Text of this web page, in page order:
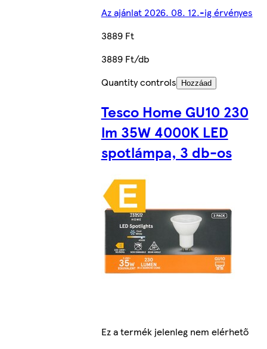
Az ajánlat 2026. 08. 12.-ig érvényes
3889 Ft
3889 Ft/db
Quantity controls
Hozzáad
Tesco Home GU10 230
lm 35W 4000K LED
spotlámpa, 3 db-os
Ez a termék jelenleg nem elérhető